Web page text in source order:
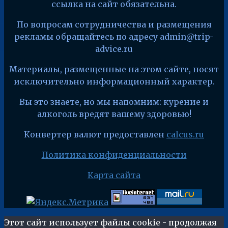
ссылка на сайт обязательна.
По вопросам сотрудничества и размещения
рекламы обращайтесь по адресу admin@trip-
advice.ru
Материалы, размещенные на этом сайте, носят
исключительно информационный характер.
Вы это знаете, но мы напомним: курение и
алкоголь вредят вашему здоровью!
Конвертер валют предоставлен calcus.ru
Политика конфиденциальности
Карта сайта
Этот сайт использует файлы cookie - продолжая